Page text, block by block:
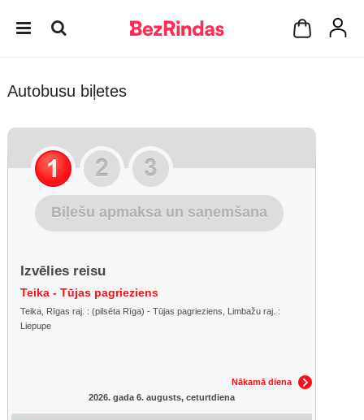
Autobusu biļetes
Biļešu apmaksa un saņemšana
Izvēlies reisu
Teika - Tūjas pagrieziens
Teika, Rīgas raj. : (pilsēta Rīga) - Tūjas pagrieziens, Limbažu raj. :
Liepupe
Nākamā diena
2026. gada 6. augusts, ceturtdiena